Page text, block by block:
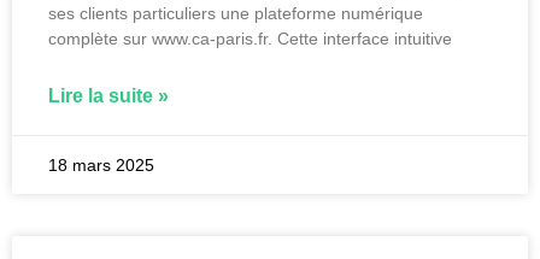
ses clients particuliers une plateforme numérique
complète sur www.ca-paris.fr. Cette interface intuitive
Lire la suite »
18 mars 2025